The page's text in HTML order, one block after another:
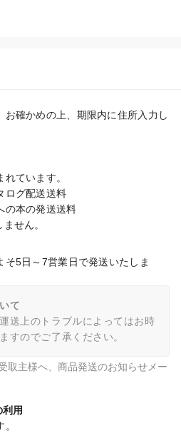
お確かめの上、期限内に住所入力し
ています。
ログ配送送料
の本の発送送料
せん。
5日～7営業日で発送いたしま
て
送上のトラブルによってはお時
すのでご了承ください。
取主様へ、商品発送のお知らせメー
用